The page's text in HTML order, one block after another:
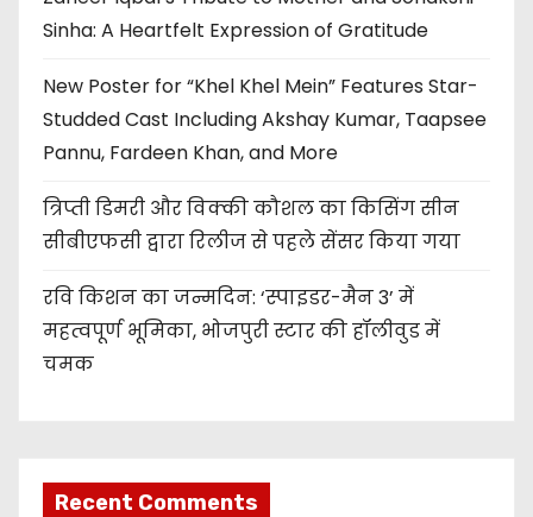
Sinha: A Heartfelt Expression of Gratitude
New Poster for “Khel Khel Mein” Features Star-
Studded Cast Including Akshay Kumar, Taapsee
Pannu, Fardeen Khan, and More
त्रिप्ती डिमरी और विक्की कौशल का किसिंग सीन
सीबीएफसी द्वारा रिलीज से पहले सेंसर किया गया
रवि किशन का जन्मदिन: ‘स्पाइडर-मैन 3’ में
महत्वपूर्ण भूमिका, भोजपुरी स्टार की हॉलीवुड में
चमक
Recent Comments